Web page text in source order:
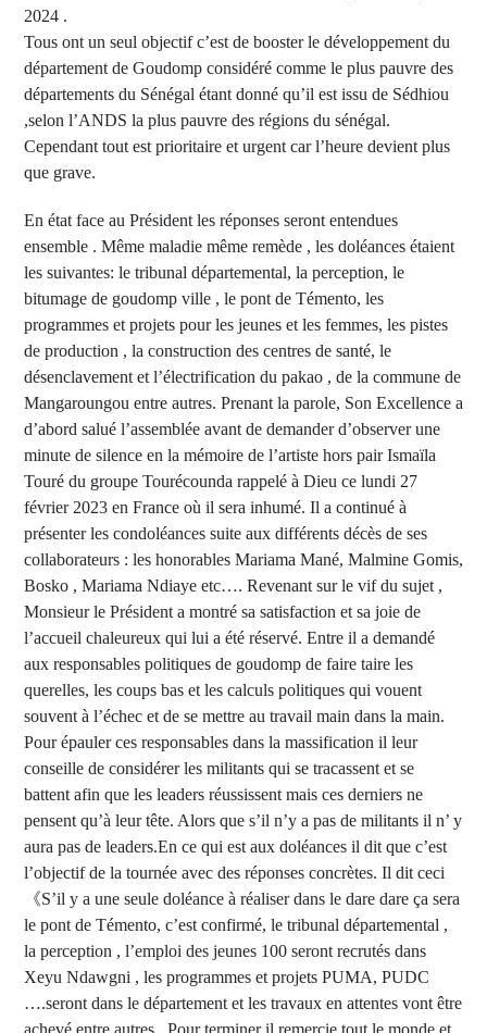
2024 .
Tous ont un seul objectif c’est de booster le développement du
département de Goudomp considéré comme le plus pauvre des
départements du Sénégal étant donné qu’il est issu de Sédhiou
,selon l’ANDS la plus pauvre des régions du sénégal.
Cependant tout est prioritaire et urgent car l’heure devient plus
que grave.
En état face au Président les réponses seront entendues
ensemble . Même maladie même remède , les doléances étaient
les suivantes: le tribunal départemental, la perception, le
bitumage de goudomp ville , le pont de Témento, les
programmes et projets pour les jeunes et les femmes, les pistes
de production , la construction des centres de santé, le
désenclavement et l’électrification du pakao , de la commune de
Mangaroungou entre autres. Prenant la parole, Son Excellence a
d’abord salué l’assemblée avant de demander d’observer une
minute de silence en la mémoire de l’artiste hors pair Ismaïla
Touré du groupe Tourécounda rappelé à Dieu ce lundi 27
février 2023 en France où il sera inhumé. Il a continué à
présenter les condoléances suite aux différents décès de ses
collaborateurs : les honorables Mariama Mané, Malmine Gomis,
Bosko , Mariama Ndiaye etc…. Revenant sur le vif du sujet ,
Monsieur le Président a montré sa satisfaction et sa joie de
l’accueil chaleureux qui lui a été réservé. Entre il a demandé
aux responsables politiques de goudomp de faire taire les
querelles, les coups bas et les calculs politiques qui vouent
souvent à l’échec et de se mettre au travail main dans la main.
Pour épauler ces responsables dans la massification il leur
conseille de considérer les militants qui se tracassent et se
battent afin que les leaders réussissent mais ces derniers ne
pensent qu’à leur tête. Alors que s’il n’y a pas de militants il n’ y
aura pas de leaders.En ce qui est aux doléances il dit que c’est
l’objectif de la tournée avec des réponses concrètes. Il dit ceci
《S’il y a une seule doléance à réaliser dans le dare dare ça sera
le pont de Témento, c’est confirmé, le tribunal départemental ,
la perception , l’emploi des jeunes 100 seront recrutés dans
Xeyu Ndawgni , les programmes et projets PUMA, PUDC
….seront dans le département et les travaux en attentes vont être
achevé entre autres . Pour terminer il remercie tout le monde et